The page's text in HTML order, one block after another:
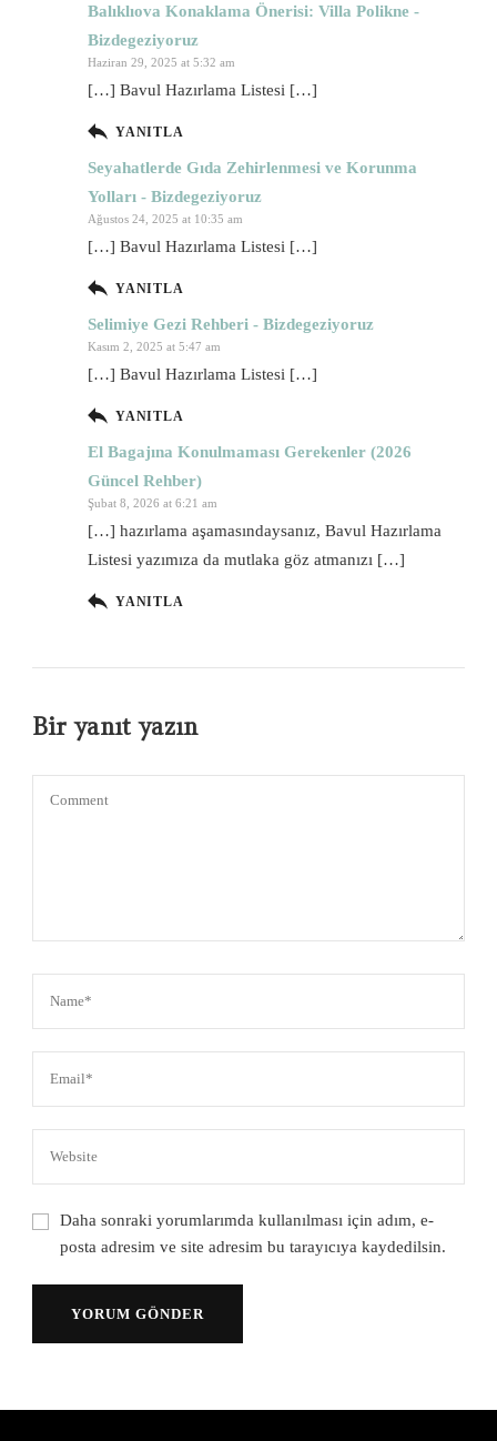
Balıklıova Konaklama Önerisi: Villa Polikne -
Bizdegeziyoruz
Haziran 29, 2025 at 5:32 am
[…] Bavul Hazırlama Listesi […]
YANITLA
Seyahatlerde Gıda Zehirlenmesi ve Korunma
Yolları - Bizdegeziyoruz
Ağustos 24, 2025 at 10:35 am
[…] Bavul Hazırlama Listesi […]
YANITLA
Selimiye Gezi Rehberi - Bizdegeziyoruz
Kasım 2, 2025 at 5:47 am
[…] Bavul Hazırlama Listesi […]
YANITLA
El Bagajına Konulmaması Gerekenler (2026
Güncel Rehber)
Şubat 8, 2026 at 6:21 am
[…] hazırlama aşamasındaysanız, Bavul Hazırlama
Listesi yazımıza da mutlaka göz atmanızı […]
YANITLA
Bir yanıt yazın
Daha sonraki yorumlarımda kullanılması için adım, e-
posta adresim ve site adresim bu tarayıcıya kaydedilsin.